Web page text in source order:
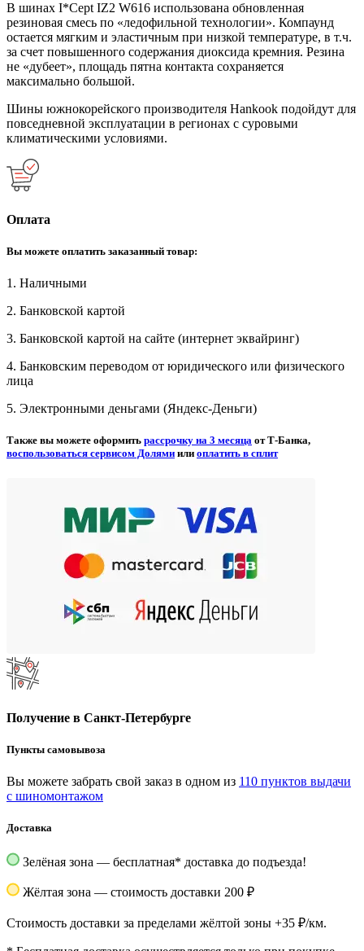
В шинах I*Cept IZ2 W616 использована обновленная
резиновая смесь по «ледофильной технологии». Компаунд
остается мягким и эластичным при низкой температуре, в т.ч.
за счет повышенного содержания диоксида кремния. Резина
не «дубеет», площадь пятна контакта сохраняется
максимально большой.
Шины южнокорейского производителя Hankook подойдут для
повседневной эксплуатации в регионах с суровыми
климатическими условиями.
Оплата
Вы можете оплатить заказанный товар:
1. Наличными
2. Банковской картой
3. Банковской картой на сайте (интернет эквайринг)
4. Банковским переводом от юридического или физического
лица
5. Электронными деньгами (Яндекс-Деньги)
Также вы можете оформить рассрочку на 3 месяца от Т-Банка,
воспользоваться сервисом Долями или оплатить в сплит
Получение в Санкт-Петербурге
Пункты самовывоза
Вы можете забрать свой заказ в одном из 110 пунктов выдачи
с шиномонтажом
Доставка
Зелёная зона — бесплатная* доставка до подъезда!
Жёлтая зона — стоимость доставки 200 ₽
Стоимость доставки за пределами жёлтой зоны +35 ₽/км.